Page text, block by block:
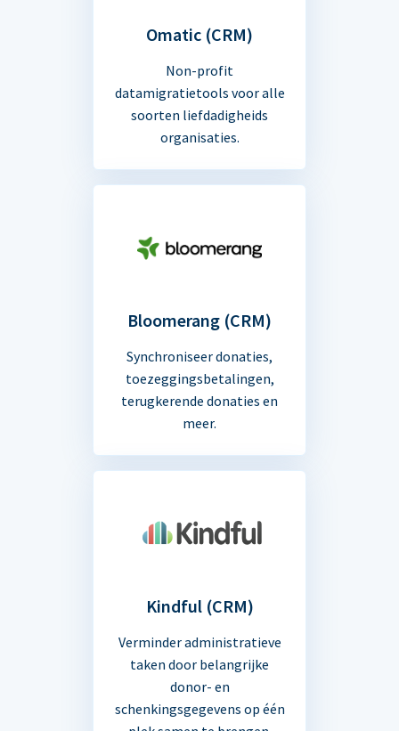
Omatic (CRM)
Non-profit
datamigratietools voor alle
soorten liefdadigheids
organisaties.
Bloomerang (CRM)
Synchroniseer donaties,
toezeggingsbetalingen,
terugkerende donaties en
meer.
Kindful (CRM)
Verminder administratieve
taken door belangrijke
donor- en
schenkingsgegevens op één